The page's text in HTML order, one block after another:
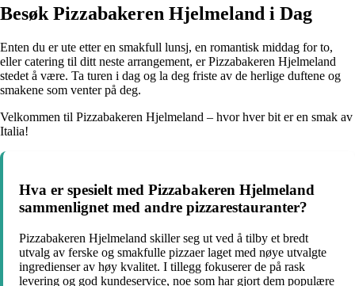
Besøk Pizzabakeren Hjelmeland i Dag
Enten du er ute etter en smakfull lunsj, en romantisk middag for to,
eller catering til ditt neste arrangement, er Pizzabakeren Hjelmeland
stedet å være. Ta turen i dag og la deg friste av de herlige duftene og
smakene som venter på deg.
Velkommen til Pizzabakeren Hjelmeland – hvor hver bit er en smak av
Italia!
Hva er spesielt med Pizzabakeren Hjelmeland
sammenlignet med andre pizzarestauranter?
Pizzabakeren Hjelmeland skiller seg ut ved å tilby et bredt
utvalg av ferske og smakfulle pizzaer laget med nøye utvalgte
ingredienser av høy kvalitet. I tillegg fokuserer de på rask
levering og god kundeservice, noe som har gjort dem populære